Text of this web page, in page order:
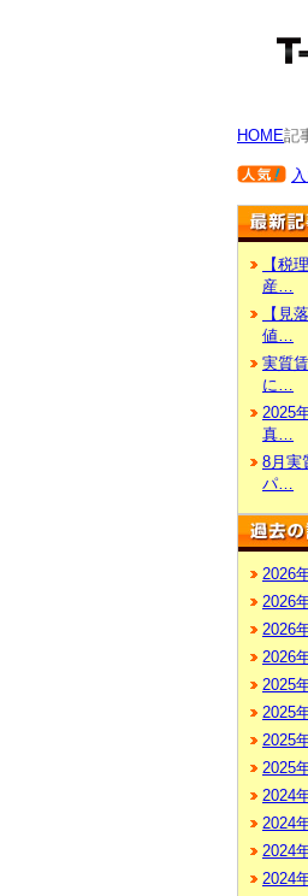
HOME記
【税
産…
【見
値…
実質
に…
2025
真…
8月実
パ…
2026
2026
2026
2026
2025
2025
2025
2025
2024
2024
2024
2024